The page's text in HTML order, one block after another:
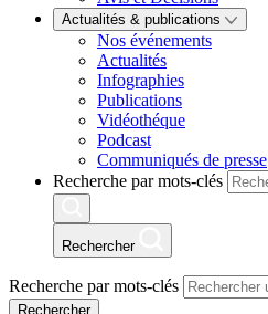
Actualités & publications
Nos événements
Actualités
Infographies
Publications
Vidéothéque
Podcast
Communiqués de presse
Recherche par mots-clés
Rechercher
Recherche par mots-clés
Rechercher